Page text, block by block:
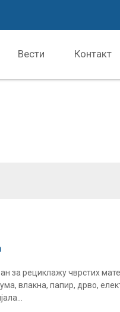
Вести Контакт
за рециклажу чврстих
влакна, папир, дрво,